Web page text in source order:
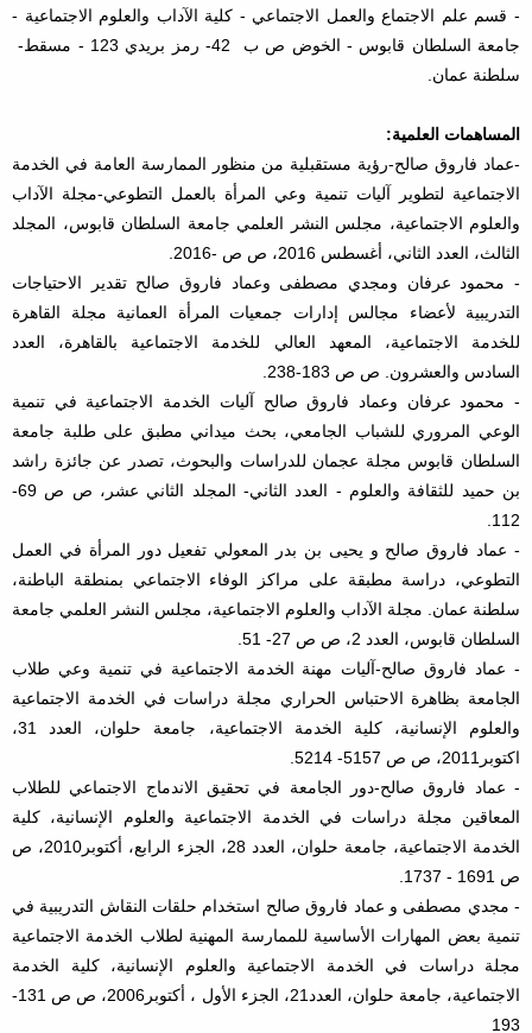
- قسم علم الاجتماع والعمل الاجتماعي - كلية الآداب والعلوم الاجتماعية -
جامعة السلطان قابوس - الخوض ص ب 42- رمز بريدي 123 - مسقط-
سلطنة عمان.
المساهمات العلمية:
-عماد فاروق صالح-رؤية مستقبلية من منظور الممارسة العامة في الخدمة
الاجتماعية لتطوير آليات تنمية وعي المرأة بالعمل التطوعي-مجلة الآداب
والعلوم الاجتماعية، مجلس النشر العلمي جامعة السلطان قابوس، المجلد
الثالث، العدد الثاني، أغسطس 2016، ص ص -2016.
- محمود عرفان ومجدي مصطفى وعماد فاروق صالح تقدير الاحتياجات
التدريبية لأعضاء مجالس إدارات جمعيات المرأة العمانية مجلة القاهرة
للخدمة الاجتماعية، المعهد العالي للخدمة الاجتماعية بالقاهرة، العدد
السادس والعشرون. ص ص 183-238.
- محمود عرفان وعماد فاروق صالح آليات الخدمة الاجتماعية في تنمية
الوعي المروري للشباب الجامعي، بحث ميداني مطبق على طلبة جامعة
السلطان قابوس مجلة عجمان للدراسات والبحوث، تصدر عن جائزة راشد
بن حميد للثقافة والعلوم - العدد الثاني- المجلد الثاني عشر، ص ص 69-
112.
- عماد فاروق صالح و يحيى بن بدر المعولي تفعيل دور المرأة في العمل
التطوعي، دراسة مطبقة على مراكز الوفاء الاجتماعي بمنطقة الباطنة،
سلطنة عمان. مجلة الآداب والعلوم الاجتماعية، مجلس النشر العلمي جامعة
السلطان قابوس، العدد 2، ص ص 27- 51.
- عماد فاروق صالح-آليات مهنة الخدمة الاجتماعية في تنمية وعي طلاب
الجامعة بظاهرة الاحتباس الحراري مجلة دراسات في الخدمة الاجتماعية
والعلوم الإنسانية، كلية الخدمة الاجتماعية، جامعة حلوان، العدد 31،
اكتوبر2011، ص ص 5157- 5214.
- عماد فاروق صالح-دور الجامعة في تحقيق الاندماج الاجتماعي للطلاب
المعاقين مجلة دراسات في الخدمة الاجتماعية والعلوم الإنسانية، كلية
الخدمة الاجتماعية، جامعة حلوان، العدد 28، الجزء الرابع، أكتوبر2010، ص
ص 1691 - 1737.
- مجدي مصطفى و عماد فاروق صالح استخدام حلقات النقاش التدريبية في
تنمية بعض المهارات الأساسية للممارسة المهنية لطلاب الخدمة الاجتماعية
مجلة دراسات في الخدمة الاجتماعية والعلوم الإنسانية، كلية الخدمة
الاجتماعية، جامعة حلوان، العدد21، الجزء الأول ، أكتوبر2006، ص ص 131-
193